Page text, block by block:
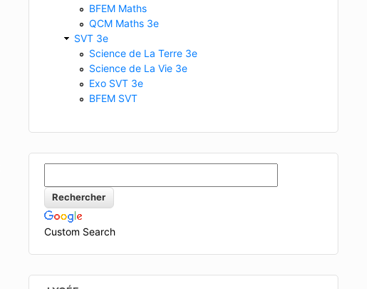
BFEM Maths
QCM Maths 3e
SVT 3e
Science de La Terre 3e
Science de La Vie 3e
Exo SVT 3e
BFEM SVT
Custom Search